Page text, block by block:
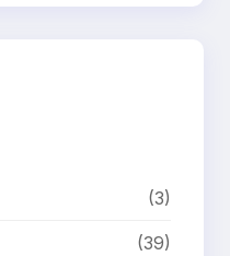
(3)
(39)